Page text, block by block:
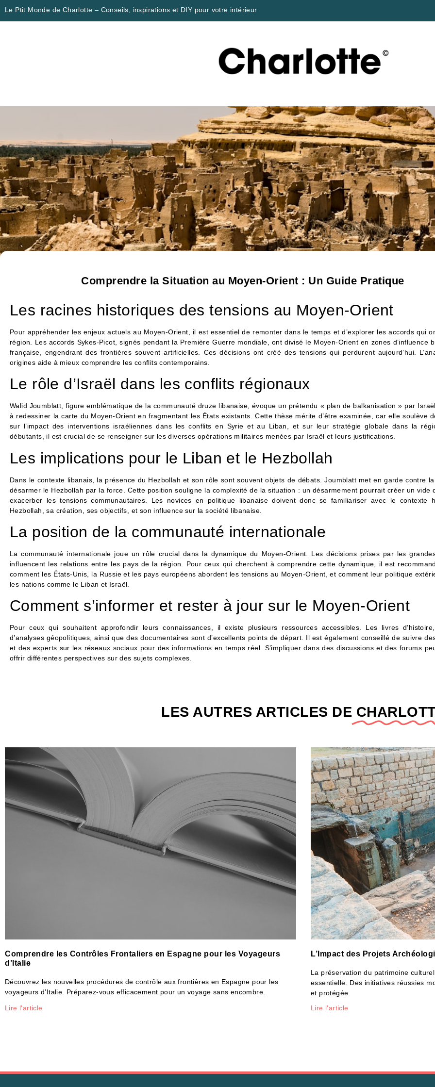
Le Ptit Monde de Charlotte – Conseils, inspirations et DIY pour votre intérieur
Comprendre la Situation au Moyen-Orient : Un Guide Pratique
Les racines historiques des tensions au Moyen-Orient
Pour appréhender les enjeux actuels au Moyen-Orient, il est essentiel de remonter dans le temps et d’explorer les accords qui
région. Les accords Sykes-Picot, signés pendant la Première Guerre mondiale, ont divisé le Moyen-Orient en zones d’influence
française, engendrant des frontières souvent artificielles. Ces décisions ont créé des tensions qui perdurent aujourd’hui.
origines aide à mieux comprendre les conflits contemporains.
Le rôle d’Israël dans les conflits régionaux
Walid Joumblatt, figure emblématique de la communauté druze libanaise, évoque un prétendu « plan de balkanisation » par
à redessiner la carte du Moyen-Orient en fragmentant les États existants. Cette thèse mérite d’être examinée, car elle soulève
sur l’impact des interventions israéliennes dans les conflits en Syrie et au Liban, et sur leur stratégie globale dans la
débutants, il est crucial de se renseigner sur les diverses opérations militaires menées par Israël et leurs justifications.
Les implications pour le Liban et le Hezbollah
Dans le contexte libanais, la présence du Hezbollah et son rôle sont souvent objets de débats. Joumblatt met en garde contre
désarmer le Hezbollah par la force. Cette position souligne la complexité de la situation : un désarmement pourrait créer un vide
exacerber les tensions communautaires. Les novices en politique libanaise doivent donc se familiariser avec le contexte
Hezbollah, sa création, ses objectifs, et son influence sur la société libanaise.
La position de la communauté internationale
La communauté internationale joue un rôle crucial dans la dynamique du Moyen-Orient. Les décisions prises par les
influencent les relations entre les pays de la région. Pour ceux qui cherchent à comprendre cette dynamique, il est
comment les États-Unis, la Russie et les pays européens abordent les tensions au Moyen-Orient, et comment leur politique
les nations comme le Liban et Israël.
Comment s’informer et rester à jour sur le Moyen-Orient
Pour ceux qui souhaitent approfondir leurs connaissances, il existe plusieurs ressources accessibles. Les livres
d’analyses géopolitiques, ainsi que des documentaires sont d’excellents points de départ. Il est également conseillé de suivre
et des experts sur les réseaux sociaux pour des informations en temps réel. S’impliquer dans des discussions et des forums
offrir différentes perspectives sur des sujets complexes.
LES AUTRES ARTICLES DE
Comprendre les Contrôles Frontaliers en Espagne pour les Voyageurs
d’Italie
Découvrez les nouvelles procédures de contrôle aux frontières en Espagne pour les
voyageurs d’Italie. Préparez-vous efficacement pour un voyage sans encombre.
Lire l'article
L’Impact des Projets
La préservation du patrimoine
essentielle. Des initiatives réussies
et protégée.
Lire l'article